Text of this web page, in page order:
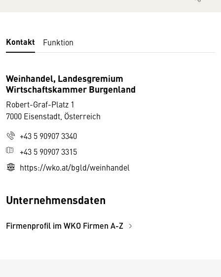
Kontakt Funktion
Weinhandel, Landesgremium
Wirtschaftskammer Burgenland
Robert-Graf-Platz 1
7000 Eisenstadt, Österreich
+43 5 90907 3340
+43 5 90907 3315
https://wko.at/bgld/weinhandel
Unternehmensdaten
Firmenprofil im WKO Firmen A-Z